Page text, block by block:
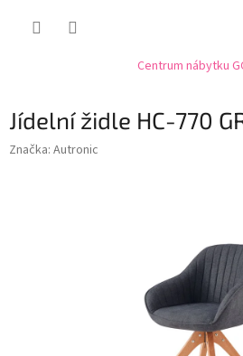
Centrum nábytku
Jídelní židle HC-770
Značka: Autronic